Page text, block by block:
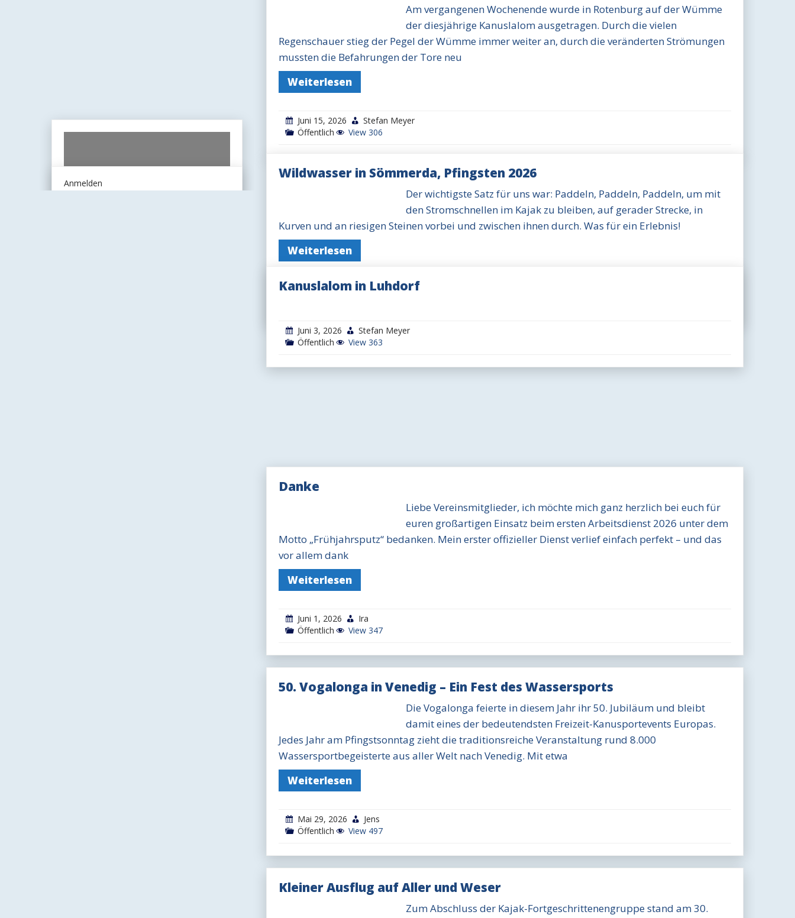
Am vergangenen Wochenende wurde in Rotenburg auf der Wümme
der diesjährige Kanuslalom ausgetragen. Durch die vielen
Regenschauer stieg der Pegel der Wümme immer weiter an, durch die veränderten Strömungen
mussten die Befahrungen der Tore neu
Weiterlesen
Juni 15, 2026
Stefan Meyer
Öffentlich
View 306
Wildwasser in Sömmerda, Pfingsten 2026
Der wichtigste Satz für uns war: Paddeln, Paddeln, Paddeln, um mit
den Stromschnellen im Kajak zu bleiben, auf gerader Strecke, in
Kurven und an riesigen Steinen vorbei und zwischen ihnen durch. Was für ein Erlebnis!
Weiterlesen
Juni 8, 2026
Stefan Meyer
Kanuslalom in Luhdorf
Juni 3, 2026
Stefan Meyer
Öffentlich
View 363
Danke
Liebe Vereinsmitglieder, ich möchte mich ganz herzlich bei euch für
euren großartigen Einsatz beim ersten Arbeitsdienst 2026 unter dem
Motto „Frühjahrsputz“ bedanken. Mein erster offizieller Dienst verlief einfach perfekt – und das
vor allem dank
Weiterlesen
Juni 1, 2026
Ira
Öffentlich
View 347
50. Vogalonga in Venedig – Ein Fest des Wassersports
Die Vogalonga feierte in diesem Jahr ihr 50. Jubiläum und bleibt
damit eines der bedeutendsten Freizeit-Kanusportevents Europas.
Jedes Jahr am Pfingstsonntag zieht die traditionsreiche Veranstaltung rund 8.000
Wassersportbegeisterte aus aller Welt nach Venedig. Mit etwa
Weiterlesen
Mai 29, 2026
Jens
Öffentlich
View 497
Kleiner Ausflug auf Aller und Weser
Zum Abschluss der Kajak-Fortgeschrittenengruppe stand am 30.
Anmelden